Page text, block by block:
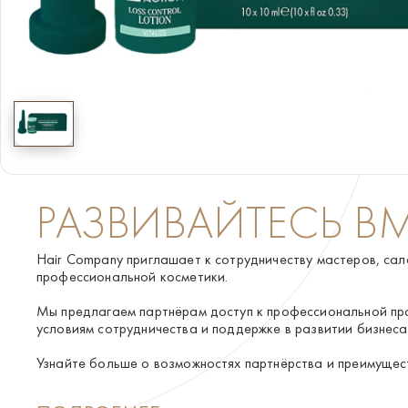
КОНТАКТЫ
РАЗВИВАЙТЕСЬ
Hair Company приглашает к сотрудничеству мастеров,
профессиональной косметики.
Мы предлагаем партнёрам доступ к профессиональной
условиям сотрудничества и поддержке в развитии
Узнайте больше о возможностях партнёрства и